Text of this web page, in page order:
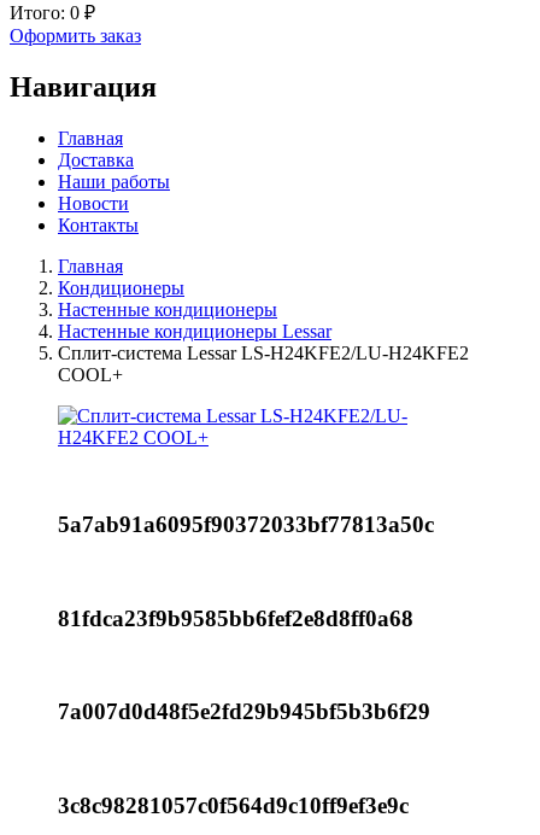
Итого: 0 ₽
Оформить заказ
Навигация
Главная
Доставка
Наши работы
Новости
Контакты
Главная
Кондиционеры
Настенные кондиционеры
Настенные кондиционеры Lessar
Сплит-система Lessar LS-H24KFE2/LU-H24KFE2
COOL+
5a7ab91a6095f90372033bf77813a50c
81fdca23f9b9585bb6fef2e8d8ff0a68
7a007d0d48f5e2fd29b945bf5b3b6f29
3c8c98281057c0f564d9c10ff9ef3e9c